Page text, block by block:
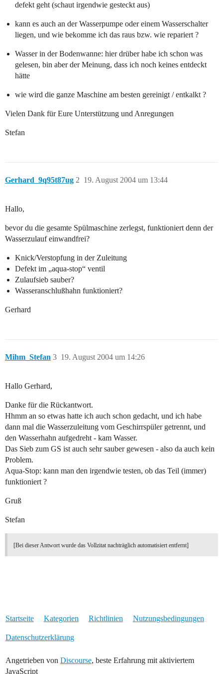
defekt geht (schaut irgendwie gesteckt aus)
kann es auch an der Wasserpumpe oder einem Wasserschalter
liegen, und wie bekomme ich das raus bzw. wie repariert ?
Wasser in der Bodenwanne: hier drüber habe ich schon was
gelesen, bin aber der Meinung, dass ich noch keines entdeckt
hätte
wie wird die ganze Maschine am besten gereinigt / entkalkt ?
Vielen Dank für Eure Unterstützung und Anregungen
Stefan
Gerhard_9q95t87ug 19. August 2004 um 13:44
2
Hallo,
bevor du die gesamte Spülmaschine zerlegst, funktioniert denn der
Wasserzulauf einwandfrei?
Knick/Verstopfung in der Zuleitung
Defekt im „aqua-stop“ ventil
Zulaufsieb sauber?
Wasseranschlußhahn funktioniert?
Gerhard
Mihm_Stefan 19. August 2004 um 14:26
3
Hallo Gerhard,
Danke für die Rückantwort.
Hhmm an so etwas hatte ich auch schon gedacht, und ich habe
dann mal die Wasserzuleitung vom Geschirrspüler getrennt, und
den Wasserhahn aufgedreht - kam Wasser.
Das Sieb zum GS ist auch sehr sauber gewesen - also da auch kein
Problem.
Aqua-Stop: kann man den irgendwie testen, ob das Teil (immer)
funktioniert ?
Gruß
Stefan
[Bei dieser Antwort wurde das Vollzitat nachträglich automatisiert entfernt]
Startseite Kategorien Richtlinien Nutzungsbedingungen
Datenschutzerklärung
Angetrieben von Discourse, beste Erfahrung mit aktiviertem
JavaScript